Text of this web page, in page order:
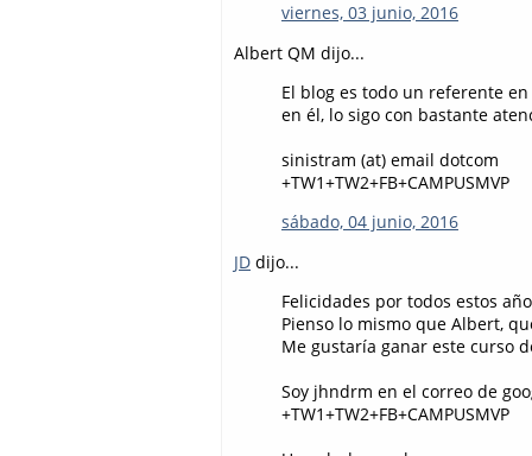
viernes, 03 junio, 2016
Albert QM dijo...
El blog es todo un referente
en él, lo sigo con bastante
sinistram (at) email dotcom
+TW1+TW2+FB+CAMPUSMVP
sábado, 04 junio, 2016
JD dijo...
Felicidades por todos estos
Pienso lo mismo que Albert,
Me gustaría ganar este curso
Soy jhndrm en el correo de
+TW1+TW2+FB+CAMPUSMVP